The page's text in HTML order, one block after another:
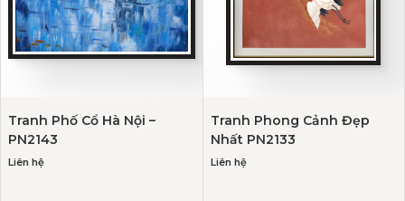
Tranh Phố Cổ Hà Nội –
PN2143
Liên hệ
Tranh Phong Cảnh Đẹp
Nhất PN2133
Liên hệ